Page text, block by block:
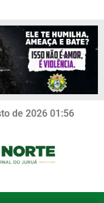
de 2026 01:56